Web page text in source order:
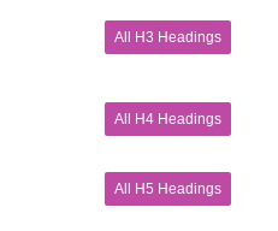
All H3 Headings
All H4 Headings
All H5 Headings